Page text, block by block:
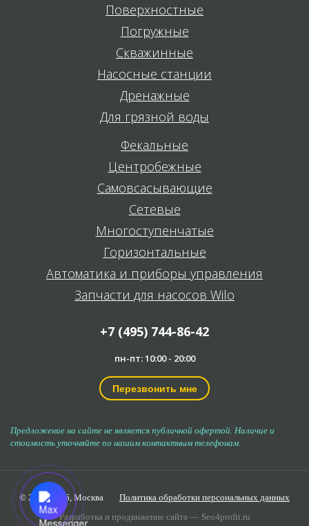
Поверхностные
Погружные
Скважинные
Насосные станции
Дренажные
Для грязной воды
Фекальные
Центробежные
Самовсасывающие
Сетевые
Многоступенчатые
Горизонтальные
Автоматика и приборы управления
Запчасти для насосов Wilo
+7 (495) 744-86-42
пн-пт: 10:00 - 20:00
Перезвонить мне
Предложение на сайте не является публичной офертой. Наличие и
стоимость уточняйте по нашим контактным телефонам.
© 2006-2026, Москва
Политика обработки персональных данных
Разработка и продвижение сайта — Seo4profit.ru